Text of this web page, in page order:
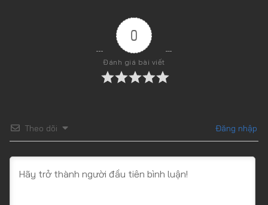
0
Đánh giá bài viết
Theo dõi Đăng nhập